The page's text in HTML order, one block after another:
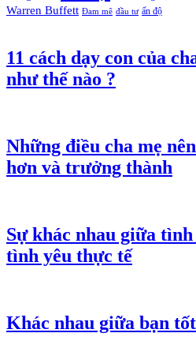
Warren Buffett Đam mê đầu tư ấn độ
11 cách dạy con của
như thế nào ?
Những điều cha mẹ
hơn và trưởng thành
Sự khác nhau giữa
tình yêu thực tế
Khác nhau giữa bạn